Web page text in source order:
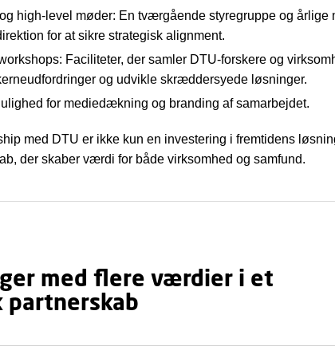
high-level møder: En tværgående styregruppe og årlige
for at sikre strategisk alignment.
Faciliteter, der samler DTU-forskere og
og udvikle skræddersyede løsninger.
for mediedækning og branding af samarbejdet.
med DTU er ikke kun en investering i fremtidens
der skaber værdi for både virksomhed og samfund.
med flere værdier i et
partnerskab